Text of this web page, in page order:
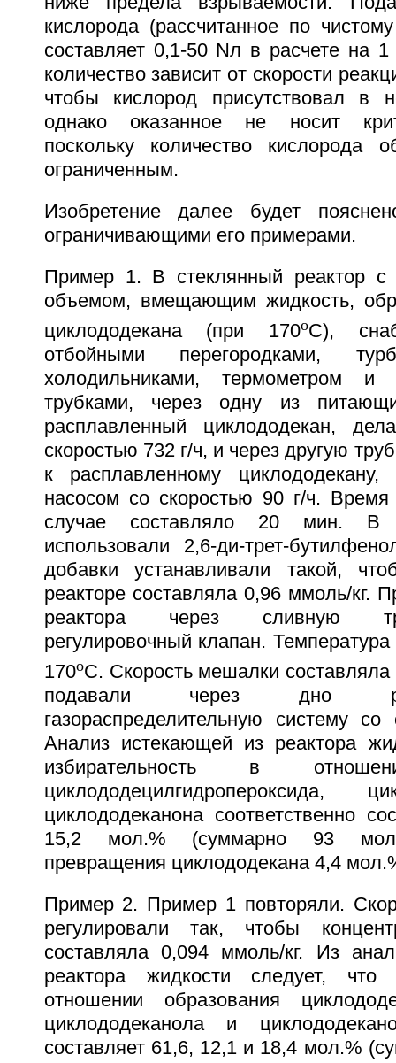
кислорода (рассчитанное по
составляет 0,1-50 Nл в расчете на
количество зависит от скорости
чтобы кислород присутствовал в
однако оказанное не носит
поскольку количество кислорода
ограниченным.
Изобретение далее будет
ограничивающими его примерами.
Пример 1. В стеклянный реактор с
объемом, вмещающим жидкость,
циклододекана (при 170oC),
отбойными перегородками,
холодильниками, термометром
трубками, через одну из
расплавленный циклододекан,
скоростью 732 г/ч, и через другую
к расплавленному
насосом со скоростью 90 г/ч.
случае составляло 20 мин. В
использовали 2,6-ди-трет-
добавки устанавливали такой,
реакторе составляла 0,96 ммоль/кг.
реактора через сливную
регулировочный клапан.
170oC. Скорость мешалки
подавали через дно
газораспределительную систему
Анализ истекающей из реактора
избирательность в
циклододецилгидропероксида,
циклододеканона соответственно
15,2 мол.% (суммарно 93
превращения циклододекана 4,4
Пример 2. Пример 1 повторяли.
регулировали так, чтобы
составляла 0,094 ммоль/кг. Из
реактора жидкости следует, что
отношении образования
циклододеканола и
составляет 61,6, 12,1 и 18,4 мол.%